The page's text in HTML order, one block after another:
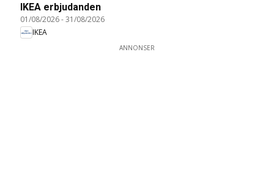
IKEA erbjudanden
01/08/2026-31/08/2026
IKEA
ANNONSER